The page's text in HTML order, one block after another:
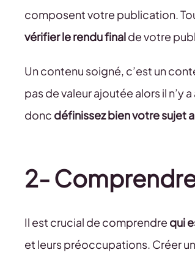
composent votre publication.
vérifier le rendu finalde votre
Un contenu soigné, c’est un
pas de valeur ajoutée alors il n’y
donc définissez bien votre sujet
2-
Il est crucial de comprendre qui
et leurs préoccupations. Créer